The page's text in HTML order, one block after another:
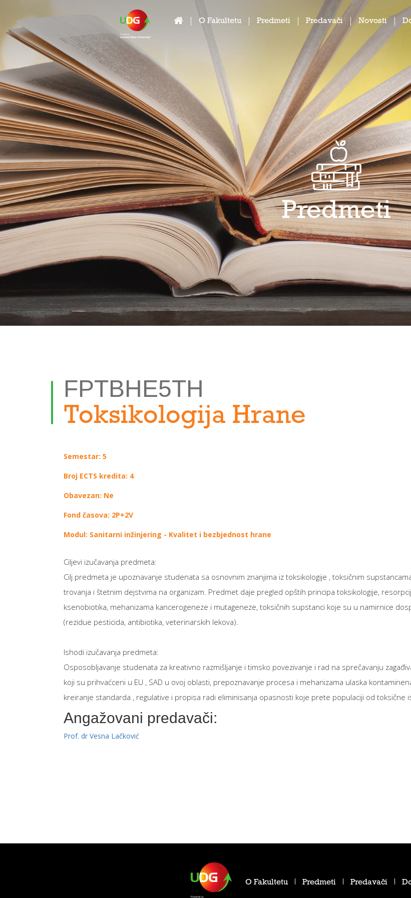
O Fakultetu Predmeti Predavači Novosti
Predmeti
FPTBHE5TH
Toksikologija Hrane
Semestar: 5
Broj ECTS kredita: 4
Obavezan: Ne
Fond časova: 2P+2V
Modul: Sanitarni inžinjering - Kvalitet i bezbjednost hrane
Ciljevi izučavanja predmeta:
Cilj predmeta je upoznavanje studenata sa osnovnim znanjima iz toksikologije , toksičnim
trovanja i štetnim dejstvima na organizam. Predmet daje pregled opštih principa toksikologije,
ksenobiotika, mehanizama kancerogeneze i mutageneze, toksičnih supstanci koje su u namirnice
(rezidue pesticida, antibiotika, veterinarskih lekova).
Ishodi izučavanja predmeta:
Osposobljavanje studenata za kreativno razmišljanje i timsko povezivanje i rad na sprečavanju
koji su prihvaćceni u EU , SAD u ovoj oblasti, prepoznavanje procesa i mehanizama ulaska
kreiranje standarda , regulative i propisa radi eliminisanja opasnosti koje prete populaciji od toksične
Angažovani predavači:
Prof. dr Vesna Lačković
O Fakultetu Predmeti Predavači